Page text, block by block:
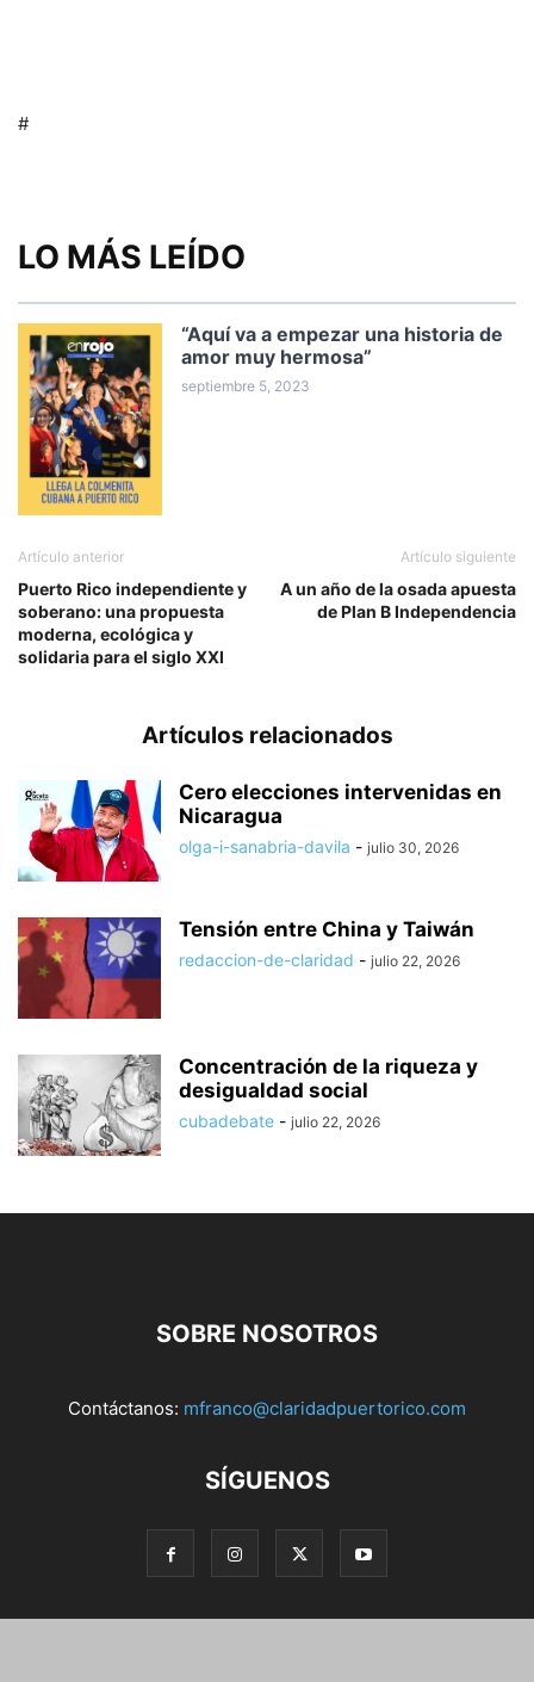
#
LO MÁS LEÍDO
“Aquí va a empezar una historia de
amor muy hermosa”
septiembre 5, 2023
Artículo anterior
Puerto Rico independiente y
soberano: una propuesta
moderna, ecológica y
solidaria para el siglo XXI
Artículo siguiente
A un año de la osada apuesta
de Plan B Independencia
Artículos relacionados
Cero elecciones intervenidas en
Nicaragua
olga-i-sanabria-davila - julio 30, 2026
Tensión entre China y Taiwán
redaccion-de-claridad - julio 22, 2026
Concentración de la riqueza y
desigualdad social
cubadebate - julio 22, 2026
SOBRE NOSOTROS
Contáctanos: mfranco@claridadpuertorico.com
SÍGUENOS